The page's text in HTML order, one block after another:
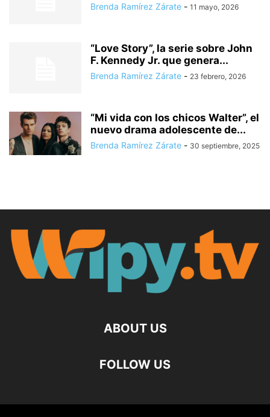
Brenda Ramírez Zárate - 11 mayo, 2026
“Love Story”, la serie sobre John
F. Kennedy Jr. que genera...
Brenda Ramírez Zárate - 23 febrero, 2026
“Mi vida con los chicos Walter”, el
nuevo drama adolescente de...
Brenda Ramírez Zárate - 30 septiembre, 2025
ABOUT US
FOLLOW US